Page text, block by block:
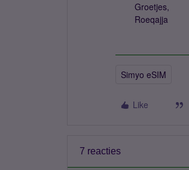
Groetjes,
Roeqajja
Simyo eSIM
Like
7 reacties